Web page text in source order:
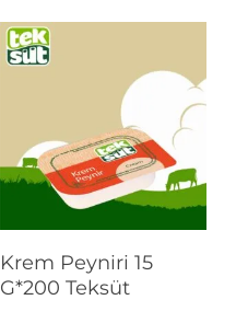
Devamını Oku
Krem Peyniri 15
G*200 Teksüt